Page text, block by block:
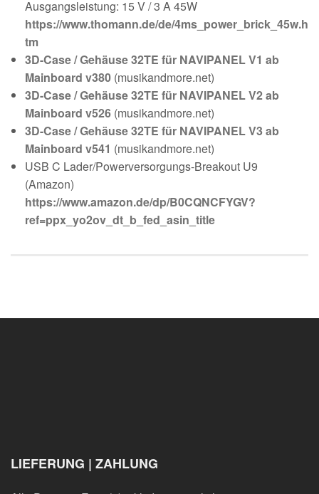
Ausgangsleistung: 15 V / 3 A 45W
https://www.thomann.de/de/4ms_power_brick_45w.h
tm
3D-Case / Gehäuse 32TE für NAVIPANEL V1 ab
Mainboard v380 (musikandmore.net)
3D-Case / Gehäuse 32TE für NAVIPANEL V2 ab
Mainboard v526 (musikandmore.net)
3D-Case / Gehäuse 32TE für NAVIPANEL V3 ab
Mainboard v541 (musikandmore.net)
USB C Lader/Powerversorgungs-Breakout U9
(Amazon)
https://www.amazon.de/dp/B0CQNCFYGV?
ref=ppx_yo2ov_dt_b_fed_asin_title
LIEFERUNG | ZAHLUNG